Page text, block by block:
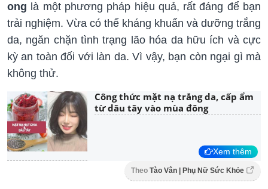
ong là một phương pháp hiệu quả, rất đáng để bạn
trải nghiệm. Vừa có thể kháng khuẩn và dưỡng trắng
da, ngăn chặn tình trạng lão hóa da hữu ích và cực
kỳ an toàn đối với làn da. Vì vậy, bạn còn ngại gì mà
không thử.
Công thức mặt nạ trắng da, cấp ẩm
từ dâu tây vào mùa đông
Xem thêm
Theo Tào Vân | Phụ Nữ Sức Khỏe